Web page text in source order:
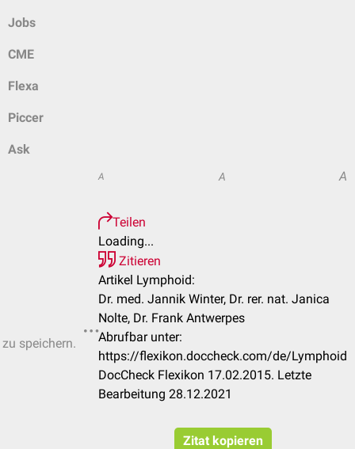
Jobs
CME
Flexa
Piccer
Ask
speichern.
A A A
Teilen
Loading...
Zitieren
Artikel Lymphoid:
Dr. med. Jannik Winter, Dr. rer. nat. Janica
Nolte, Dr. Frank Antwerpes
Abrufbar unter:
https://flexikon.doccheck.com/de/Lymphoid
DocCheck Flexikon 17.02.2015. Letzte
Bearbeitung 28.12.2021
Zitat kopieren